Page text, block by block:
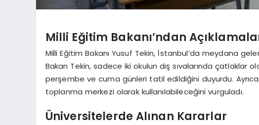
Milli Eğitim Bakanı’ndan
Milli Eğitim Bakanı Yusuf Tekin, İstanbul’da meydana
Bakan Tekin, sadece iki okulun dış sıvalarında çatlaklar
perşembe ve cuma günleri tatil edildiğini duyurdu.
toplanma merkezi olarak kullanılabileceğini vurguladı.
Üniversitelerde Alınan Kararlar